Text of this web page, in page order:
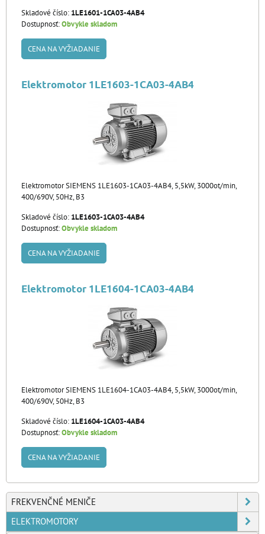
Skladové číslo: 1LE1601-1CA03-4AB4
Dostupnosť:Obvykle skladom
CENA NA VYŽIADANIE
Elektromotor 1LE1603-1CA03-4AB4
Elektromotor SIEMENS 1LE1603-1CA03-4AB4, 5,5kW, 3000ot/min,
400/690V, 50Hz, B3
Skladové číslo: 1LE1603-1CA03-4AB4
Dostupnosť:Obvykle skladom
CENA NA VYŽIADANIE
Elektromotor 1LE1604-1CA03-4AB4
Elektromotor SIEMENS 1LE1604-1CA03-4AB4, 5,5kW, 3000ot/min,
400/690V, 50Hz, B3
Skladové číslo: 1LE1604-1CA03-4AB4
Dostupnosť:Obvykle skladom
CENA NA VYŽIADANIE
FREKVENČNÉ MENIČE
ELEKTROMOTORY